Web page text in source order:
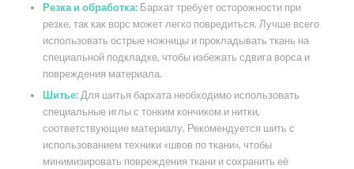
Резка и обработка:Бархат требует осторожности при
резке, так как ворс может легко повредиться. Лучше всего
использовать острые ножницы и прокладывать ткань на
специальной подкладке, чтобы избежать сдвига ворса и
повреждения материала.
Шитье:Для шитья бархата необходимо использовать
специальные иглы с тонким кончиком и нитки,
соответствующие материалу. Рекомендуется шить с
использованием техники «швов по ткани», чтобы
минимизировать повреждения ткани и сохранить её